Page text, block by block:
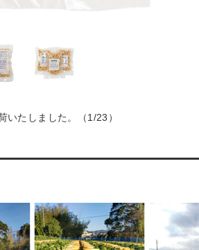
いたしました。（1/23）